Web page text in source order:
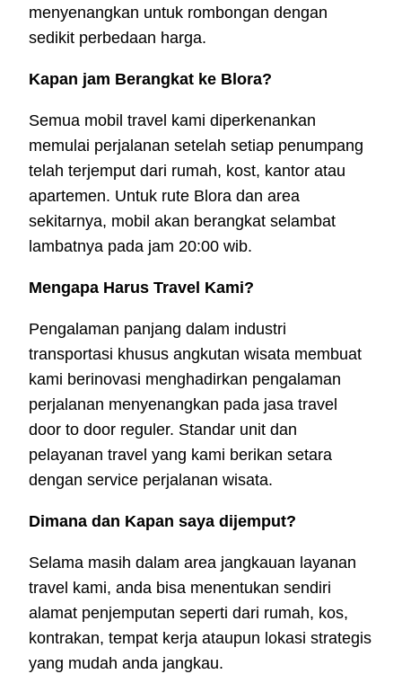
menyenangkan untuk rombongan dengan
sedikit perbedaan harga.
Kapan jam Berangkat ke Blora?
Semua mobil travel kami diperkenankan
memulai perjalanan setelah setiap penumpang
telah terjemput dari rumah, kost, kantor atau
apartemen. Untuk rute Blora dan area
sekitarnya, mobil akan berangkat selambat
lambatnya pada jam 20:00 wib.
Mengapa Harus Travel Kami?
Pengalaman panjang dalam industri
transportasi khusus angkutan wisata membuat
kami berinovasi menghadirkan pengalaman
perjalanan menyenangkan pada jasa travel
door to door reguler. Standar unit dan
pelayanan travel yang kami berikan setara
dengan service perjalanan wisata.
Dimana dan Kapan saya dijemput?
Selama masih dalam area jangkauan layanan
travel kami, anda bisa menentukan sendiri
alamat penjemputan seperti dari rumah, kos,
kontrakan, tempat kerja ataupun lokasi strategis
yang mudah anda jangkau.